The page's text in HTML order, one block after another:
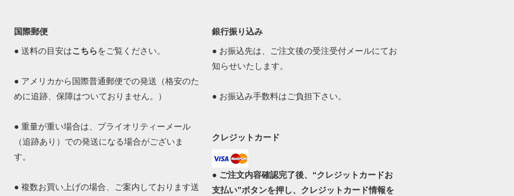
国際郵便
● 送料の目安はこちらをご覧ください。
● アメリカから国際普通郵便での発送（格安のた
めに追跡、保障はついておりません。）
● 重量が重い場合は、プライオリティーメール
（追跡あり）での発送になる場合がございま
す。
● 複数お買い上げの場合、ご案内しております送
銀行振り込み
● お振込先は、ご注文後の受注受付メールにてお
知らせいたします。
● お振込み手数料はご負担下さい。
クレジットカード
● ご注文内容確認完了後、“クレジットカードお
支払い”ボタンを押し、クレジットカード情報を